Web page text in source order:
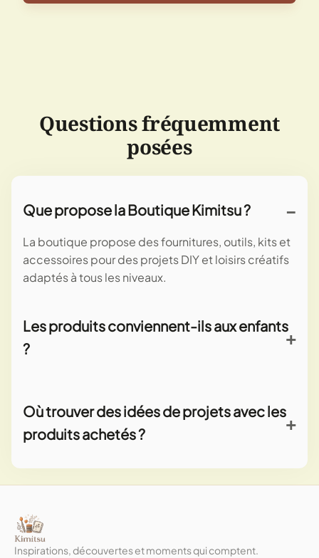
Questions fréquemment
posées
Que propose la Boutique Kimitsu ?
La boutique propose des fournitures, outils, kits et
accessoires pour des projets DIY et loisirs créatifs
adaptés à tous les niveaux.
Les produits conviennent-ils aux enfants
?
recommandé pour les produits destinés aux
enfants.
Où trouver des idées de projets avec les
produits achetés ?
Retrouvez des guides, tutoriels et inspirations sur
notre blog et les fiches produits associées.
Inspirations, découvertes et moments qui comptent.